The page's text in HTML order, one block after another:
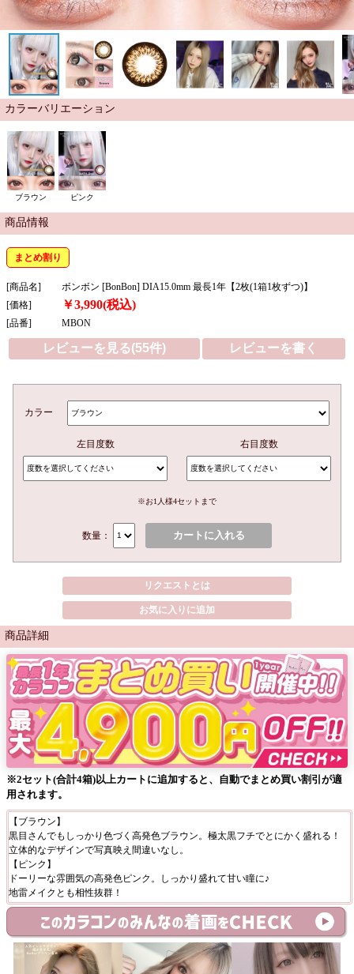
カラーバリエーション
ブラウン ピンク
商品情報
まとめ割り
[商品名]
ボンボン [BonBon] DIA15.0mm 最長1年【2枚(1箱1枚ずつ)】
[価格]
￥3,990(税込)
[品番] MBON
レビューを見る(55件) レビューを書く
カラー
左目度数 右目度数
※お1人様4セットまで
数量： カートに入れる
リクエストとは
お気に入りに追加
商品詳細
※2セット(合計4箱)以上カートに追加すると、自動でまとめ買い割引が適
用されます。
【ブラウン】
黒目さんでもしっかり色づく高発色ブラウン。極太黒フチでとにかく盛れる！
立体的なデザインで写真映え間違いなし。
【ピンク】
ドーリーな雰囲気の高発色ピンク。しっかり盛れて甘い瞳に♪
地雷メイクとも相性抜群！